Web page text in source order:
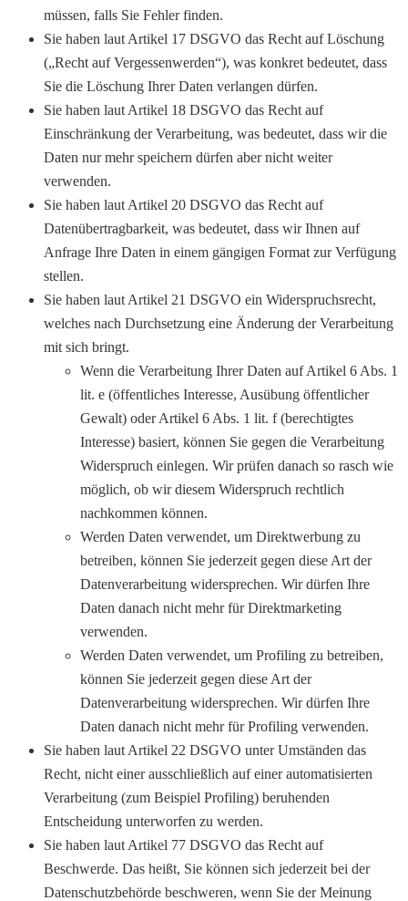
müssen, falls Sie Fehler finden.
Sie haben laut Artikel 17 DSGVO das Recht auf Löschung
(„Recht auf Vergessenwerden“), was konkret bedeutet, dass
Sie die Löschung Ihrer Daten verlangen dürfen.
Sie haben laut Artikel 18 DSGVO das Recht auf
Einschränkung der Verarbeitung, was bedeutet, dass wir die
Daten nur mehr speichern dürfen aber nicht weiter
verwenden.
Sie haben laut Artikel 20 DSGVO das Recht auf
Datenübertragbarkeit, was bedeutet, dass wir Ihnen auf
Anfrage Ihre Daten in einem gängigen Format zur Verfügung
stellen.
Sie haben laut Artikel 21 DSGVO ein Widerspruchsrecht,
welches nach Durchsetzung eine Änderung der Verarbeitung
mit sich bringt.
Wenn die Verarbeitung Ihrer Daten auf Artikel 6 Abs. 1
lit. e (öffentliches Interesse, Ausübung öffentlicher
Gewalt) oder Artikel 6 Abs. 1 lit. f (berechtigtes
Interesse) basiert, können Sie gegen die Verarbeitung
Widerspruch einlegen. Wir prüfen danach so rasch wie
möglich, ob wir diesem Widerspruch rechtlich
nachkommen können.
Werden Daten verwendet, um Direktwerbung zu
betreiben, können Sie jederzeit gegen diese Art der
Datenverarbeitung widersprechen. Wir dürfen Ihre
Daten danach nicht mehr für Direktmarketing
verwenden.
Werden Daten verwendet, um Profiling zu betreiben,
können Sie jederzeit gegen diese Art der
Datenverarbeitung widersprechen. Wir dürfen Ihre
Daten danach nicht mehr für Profiling verwenden.
Sie haben laut Artikel 22 DSGVO unter Umständen das
Recht, nicht einer ausschließlich auf einer automatisierten
Verarbeitung (zum Beispiel Profiling) beruhenden
Entscheidung unterworfen zu werden.
Sie haben laut Artikel 77 DSGVO das Recht auf
Beschwerde. Das heißt, Sie können sich jederzeit bei der
Datenschutzbehörde beschweren, wenn Sie der Meinung